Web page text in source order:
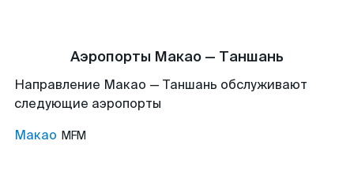
Аэропорты Макао — Таншань
Направление Макао — Таншань обслуживают
следующие аэропорты
Макао MFM